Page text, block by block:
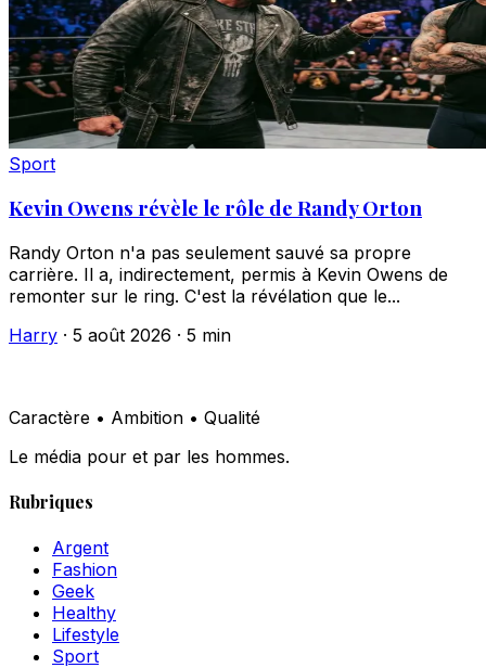
Sport
Kevin Owens révèle le rôle de Randy Orton
Randy Orton n'a pas seulement sauvé sa propre
carrière. Il a, indirectement, permis à Kevin Owens de
remonter sur le ring. C'est la révélation que le...
Harry · 5 août 2026 · 5 min
Caractère • Ambition • Qualité
Le média pour et par les hommes.
Rubriques
Argent
Fashion
Geek
Healthy
Lifestyle
Sport